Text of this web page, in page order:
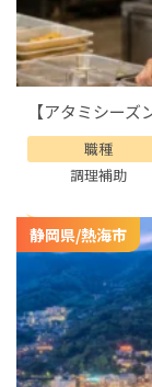
【アタミシー
職種
調理補助
静岡県/熱海市